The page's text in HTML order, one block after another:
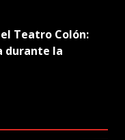
Teatro Colón:
durante la